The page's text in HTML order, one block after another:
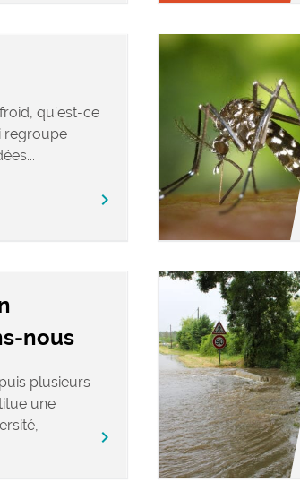
qu’est-ce
regroupe
chevron_right
nous
plusieurs
une
chevron_right